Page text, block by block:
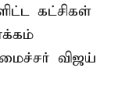
கட்சிகள்
விஜய்